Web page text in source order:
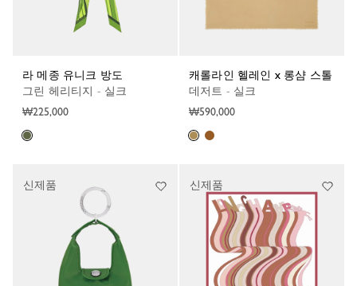
라 메종 유니크 방도
그린 헤리티지 - 실크
₩225,000
캐롤라인 헬레인 x 롱샴 스톨
데저트 - 실크
₩590,000
신제품 신제품